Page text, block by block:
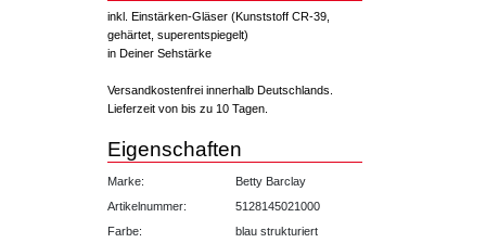
inkl. Einstärken-Gläser (Kunststoff CR-39,
gehärtet, superentspiegelt)
in Deiner Sehstärke
Versandkostenfrei innerhalb Deutschlands.
Lieferzeit von bis zu 10 Tagen.
Eigenschaften
Marke:
Betty Barclay
Artikelnummer:
5128145021000
Farbe:
blau strukturiert